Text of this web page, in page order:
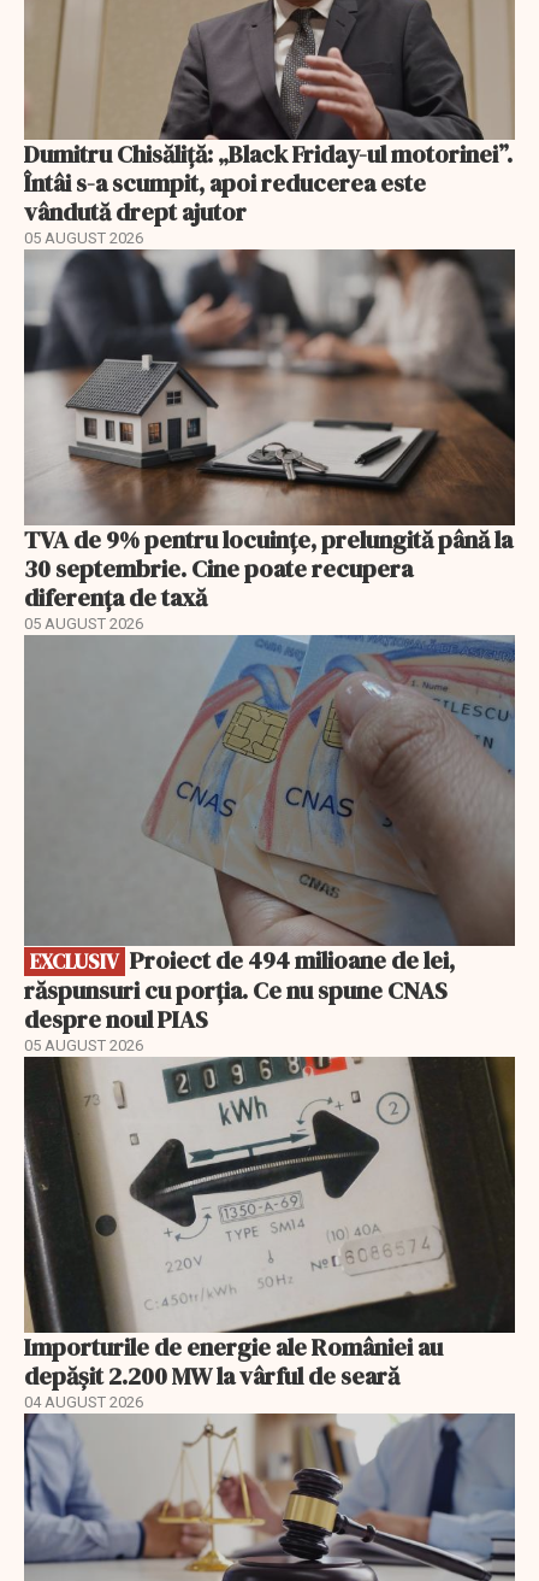
Dumitru Chisăliță: „Black Friday-ul motorinei”.
Întâi s-a scumpit, apoi reducerea este
vândută drept ajutor
05 AUGUST 2026
TVA de 9% pentru locuințe, prelungită până la
30 septembrie. Cine poate recupera
diferența de taxă
05 AUGUST 2026
EXCLUSIV
răspunsuri cu porția. Ce nu spune CNAS
despre noul PIAS
05 AUGUST 2026
Importurile de energie ale României au
depășit 2.200 MW la vârful de seară
04 AUGUST 2026